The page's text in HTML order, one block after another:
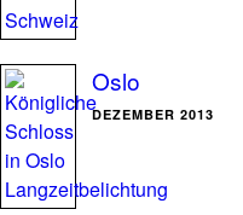
Oslo
DEZEMBER 2013